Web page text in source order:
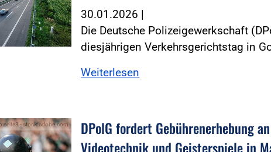
30.01.2026 |
Die Deutsche Polizeigewerkschaft
diesjährigen Verkehrsgerichtstag in
Weiterlesen
- stock.adobe.com
DPolG fordert Gebührenerhebung
Videotechnik und Geisterspiele in